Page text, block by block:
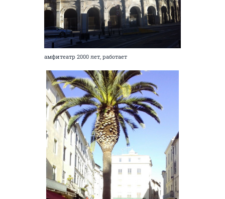
амфитеатр 2000 лет, работает